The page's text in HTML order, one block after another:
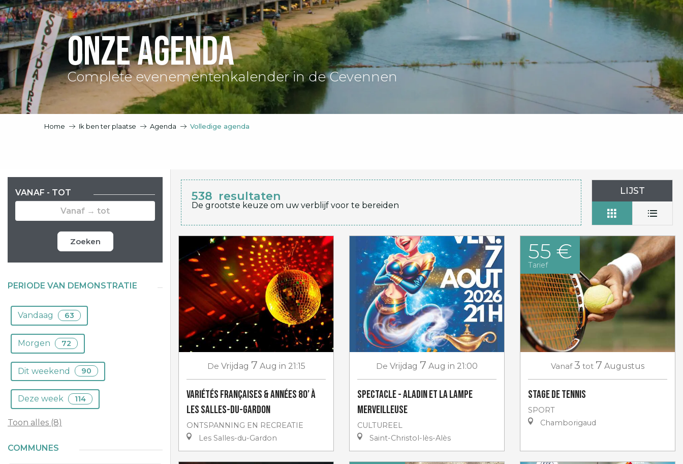
Onze agenda
Complete evenementenkalender in de Cevennen
Home Ik ben ter plaatse Agenda Volledige agenda
VANAF - TOT
Zoeken
PERIODE VAN DEMONSTRATIE
Vandaag 63
Morgen 72
Dit weekend 90
Deze week 114
Toon alles (8)
COMMUNES
538 resultaten
De grootste keuze om uw verblijf voor te bereiden
LIJST
De Vrijdag 7 Aug in 21:15
Variétés françaises & années 80’ à
Les Salles-du-Gardon
ONTSPANNING EN RECREATIE
Les Salles-du-Gardon
De Vrijdag 7 Aug in 21:00
Spectacle - Aladin et la lampe
merveilleuse
CULTUREEL
Saint-Christol-lès-Alès
55 €
Tarief
Vanaf 3 tot 7 Augustus
Stage de tennis
SPORT
Chamborigaud